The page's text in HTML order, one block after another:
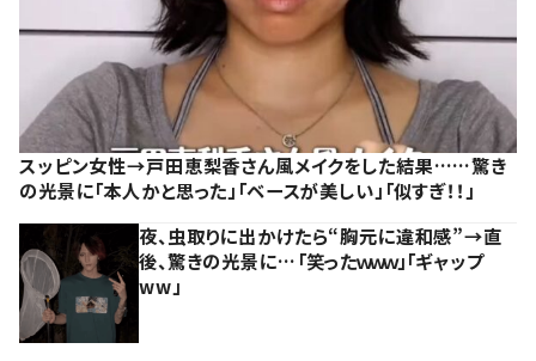
スッピン女性→戸田恵梨香さん風メイクをした結果……驚き
の光景に「本人かと思った」「ベースが美しい」「似すぎ！！」
夜、虫取りに出かけたら“胸元に違和感”→直
後、驚きの光景に…「笑ったｗｗｗ」「ギャップ
ww」